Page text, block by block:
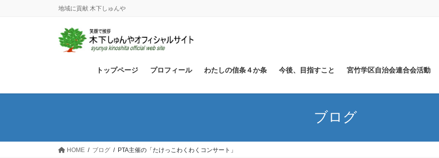
地域に貢献 木下しゅんや
トップページ プロフィール わたしの信条４か条 今後、目指すこと 宮竹学区自治会連合会活動
ブログ
HOME ブログ PTA主催の「たけっこわくわくコンサート」